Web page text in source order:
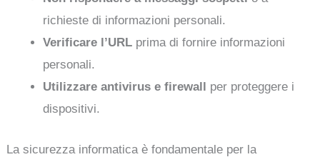
richieste di informazioni personali.
Verificare l’URL prima di fornire informazioni
personali.
Utilizzare antivirus e firewall
per proteggere i
dispositivi.
La sicurezza informatica è fondamentale per la